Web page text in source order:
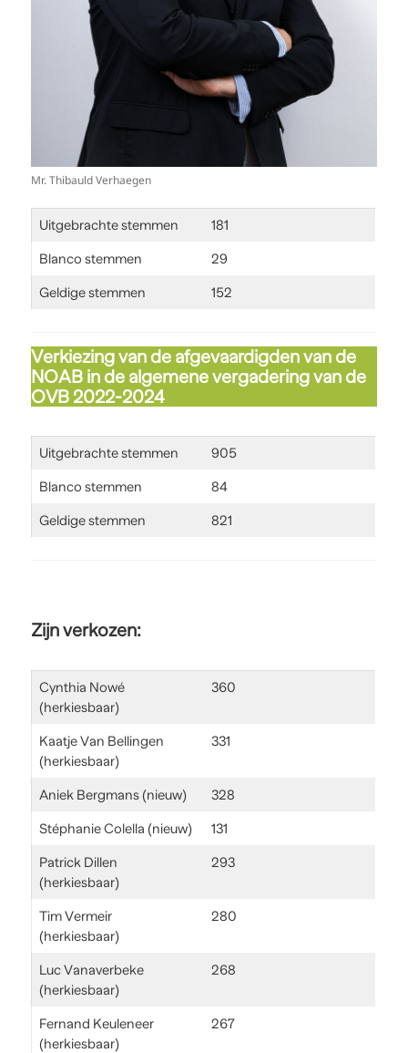
Mr. Thibauld Verhaegen
Uitgebrachte stemmen 181
Blanco stemmen 29
Geldige stemmen 152
Verkiezing van de afgevaardigden van de
NOAB in de algemene vergadering van de
OVB 2022-2024
Uitgebrachte stemmen 905
Blanco stemmen 84
Geldige stemmen 821
Zijn verkozen:
Cynthia Nowé
(herkiesbaar)
360
Kaatje Van Bellingen
(herkiesbaar)
331
Aniek Bergmans (nieuw) 328
Stéphanie Colella (nieuw) 131
Patrick Dillen
(herkiesbaar)
293
Tim Vermeir
(herkiesbaar)
280
Luc Vanaverbeke
(herkiesbaar)
268
Fernand Keuleneer
(herkiesbaar)
267